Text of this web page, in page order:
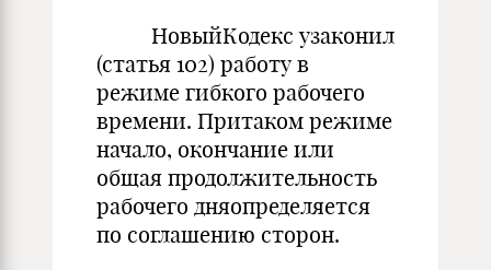
НовыйКодекс узаконил
(статья 102) работу в
режиме гибкого рабочего
времени. Притаком режиме
начало, окончание или
общая продолжительность
рабочего дняопределяется
по соглашению сторон.